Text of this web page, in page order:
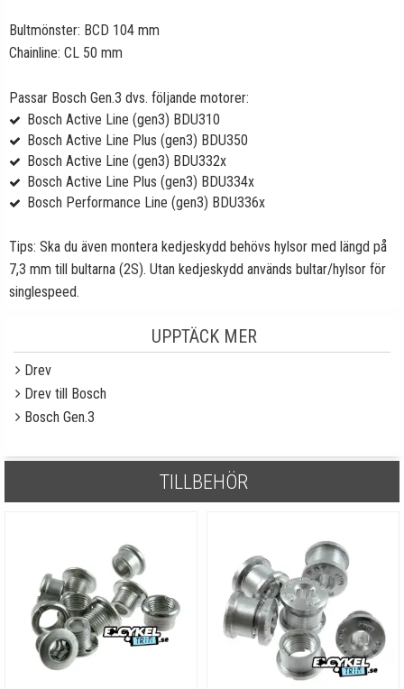
Bultmönster: BCD 104 mm
Chainline: CL 50 mm
Passar Bosch Gen.3 dvs. följande motorer:
Bosch Active Line (gen3) BDU310
Bosch Active Line Plus (gen3) BDU350
Bosch Active Line (gen3) BDU332x
Bosch Active Line Plus (gen3) BDU334x
Bosch Performance Line (gen3) BDU336x
Tips: Ska du även montera kedjeskydd behövs hylsor med längd på
7,3 mm till bultarna (2S). Utan kedjeskydd används bultar/hylsor för
singlespeed.
UPPTÄCK MER
Drev
Drev till Bosch
Bosch Gen.3
TILLBEHÖR